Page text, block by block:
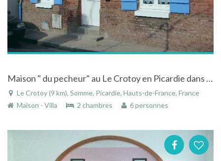
Maison " du pecheur" au Le Crotoy en Picardie dans la Baie de Somme
Le Crotoy (9 km), Somme, Picardie, Hauts-de-France, France
Maison - Villa
2 chambres 6 personnes